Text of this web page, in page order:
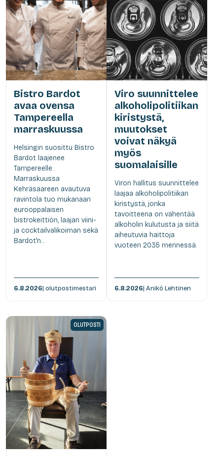
Bistro Bardot
avaa ovensa
Tampereella
marraskuussa
Helsingin suosittu Bistro
Bardot laajenee
Tampereelle.
Marraskuussa
Kehräsaareen avautuva
ravintola tuo mukanaan
eurooppalaisen
bistrokeittiön, laajan viini-
ja cocktailvalikoiman sekä
Bardot'n...
6.8.2026| olutpostimestari
Viro suunnittelee
alkoholipolitiikan
kiristystä,
muutokset
voivat näkyä
myös
suomalaisille
Viron hallitus suunnittelee
laajaa alkoholipolitiikan
kiristystä, jonka
tavoitteena on vähentää
alkoholin kulutusta ja siitä
aiheutuvia haittoja
vuoteen 2035 mennessä.
6.8.2026| Anikó Lehtinen
OLUTPOSTI